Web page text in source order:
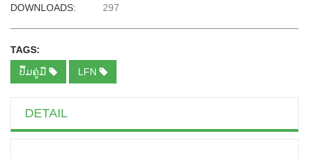
DOWNLOADS:
297
TAGS:
ປື້ມຄູ່ມື
LFN
DETAIL